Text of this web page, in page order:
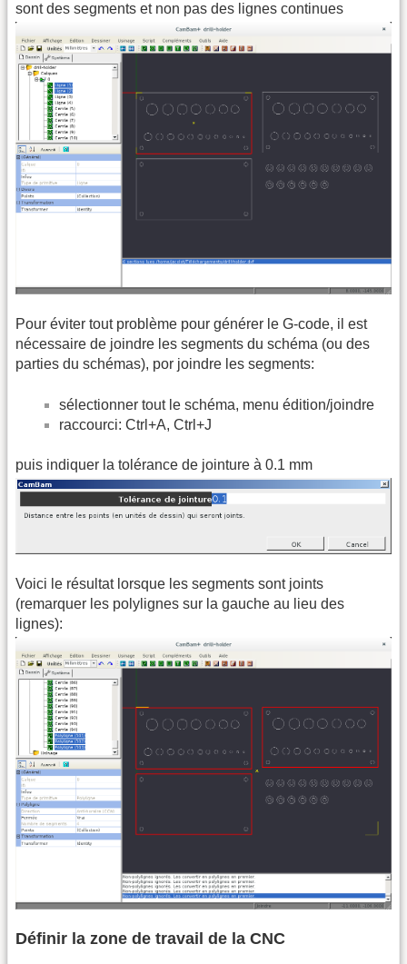
sont des segments et non pas des lignes continues
Pour éviter tout problème pour générer le G-code, il est
nécessaire de joindre les segments du schéma (ou des
parties du schémas), por joindre les segments:
sélectionner tout le schéma, menu édition/joindre
raccourci: Ctrl+A, Ctrl+J
puis indiquer la tolérance de jointure à 0.1 mm
Voici le résultat lorsque les segments sont joints
(remarquer les polylignes sur la gauche au lieu des
lignes):
Définir la zone de travail de la CNC